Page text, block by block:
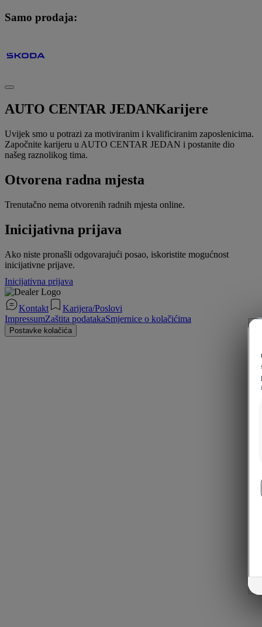
Samo prodaja:
AUTO CENTAR JEDANKarijere
Uvijek smo u potrazi za motiviranim i kvalificiranim zaposlenicima.
Započnite karijeru u AUTO CENTAR JEDAN i postanite dio
našeg raznolikog tima.
Otvorena radna mjesta
Trenutačno nema otvorenih radnih mjesta online.
Inicijativna prijava
Ako niste pronašli odgovarajući posao, iskoristite mogućnost
inicijativne prijave.
Inicijativna prijava
Kontakt
Karijera/Poslovi
ImpressumZaštita podatakaSmjernice o kolačićima
Postavke kolačića